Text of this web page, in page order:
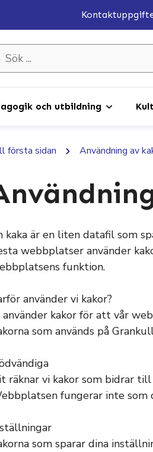
och utbildning
första sidan Användning av
kaka är en liten datafil som
webbplatser använder
funktion.
använder vi kakor?
använder kakor för att vår
som används på
räknar vi kakor som bidrar
fungerar inte som
som sparar dina